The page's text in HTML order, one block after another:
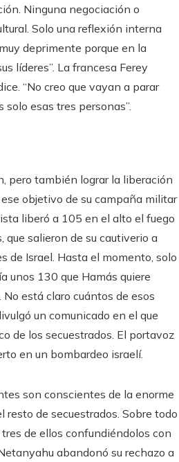
Ninguna negociación o
Solo una reflexión interna
deprimente porque en la
líderes”. La francesa Ferey
“No creo que vayan a parar
esas tres personas”.
pero también lograr la liberación
objetivo de su campaña militar
liberó a 105 en el alto el fuego
salieron de su cautiverio a
de Israel. Hasta el momento, solo
unos 130 que Hamás quiere
está claro cuántos de esos
un comunicado en el que
de los secuestrados. El portavoz
en un bombardeo israelí.
son conscientes de la enorme
de secuestrados. Sobre todo
de ellos confundiéndolos con
abandonó su rechazo a